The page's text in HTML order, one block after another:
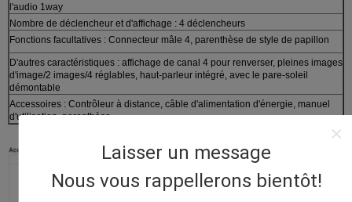
Laisser un message
Nous vous rappellerons bientôt!
l'audio 1way
Nombre de déclencheur et d'affichage : 4 déclencheurs
Fonctions facultatives : Connecteur mâle 4, parenthèse de style de papillon
D'autres caractéristiques : affichage de canal 4 pour renverser, pleines images
d'image/2 images/4 réglables, haut-parleur intégré, avec le pare-soleil
démontable
Accessoires : Contrôleur à distance, câble d'alimentation d'énergie, manuel
d'utilisation, parenthèse